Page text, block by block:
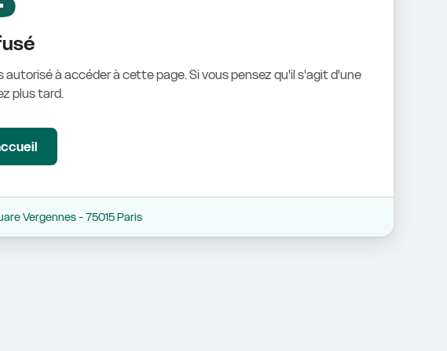
autorisé à accéder à cette page. Si vous pensez qu'il s'agit d'une
plus tard.
Vergennes - 75015 Paris